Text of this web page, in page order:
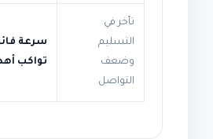
تأخر في
التسليم
وضعف
التواصل
سرعة
تواكب